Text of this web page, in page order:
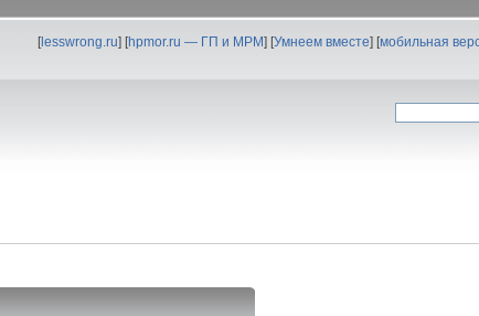
[lesswrong.ru] [hpmor.ru — ГП и МРМ] [Умнеем вместе] [мобильная